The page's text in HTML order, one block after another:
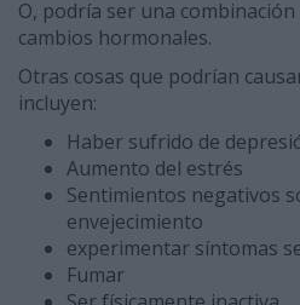
O, podría ser una
cambios hormonales.
Otras cosas que podrían
incluyen:
Haber sufrido de
Aumento del estrés
Sentimientos negativos
envejecimiento
experimentar síntomas
Fumar